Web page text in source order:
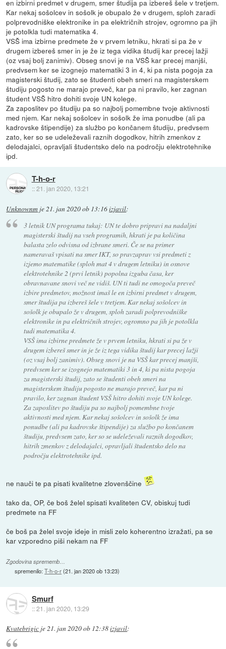
en izbirni predmet v drugem, smer študija pa izbereš šele v tretjem.
Kar nekaj sošolcev in sošolk je obupalo že v drugem, sploh zaradi
polprevodniške elektronike in pa električnih strojev, ogromno pa jih
je potolkla tudi matematika 4.
VSŠ ima izbirne predmete že v prvem letniku, hkrati si pa že v
drugem izbereš smer in je že iz tega vidika študij kar precej lažji
(oz vsaj bolj zanimiv). Obseg snovi je na VSŠ kar precej manjši,
predvsem ker se izognejo matematiki 3 in 4, ki pa nista pogoja za
magisterski študij, zato se študenti obeh smeri na magisterskem
študiju pogosto ne marajo preveč, kar pa ni pravilo, ker zagnan
študent VSŠ hitro dohiti svoje UN kolege.
Za zaposlitev po študiju pa so najbolj pomembne tvoje aktivnosti
med njem. Kar nekaj sošolcev in sošolk že ima ponudbe (ali pa
kadrovske štipendije) za službo po končanem študiju, predvsem
zato, ker so se udeleževali raznih dogodkov, hitrih zmenkov z
delodajalci, opravljali študentsko delo na področju elektrotehnike
ipd.
T-h-o-r
::21. jan 2020, 13:21
Unknownm je21. jan 2020 ob 13:16izjavil:
3 letnik UN programa tukaj: UN te dobro pripravi na nadaljni
magisterski študij na vseh programih, hkrati je pa količina
balasta zelo odvisna od izbrane smeri. Če se na primer
nameravaš vpisati na smer IKT, so pravzaprav vsi predmeti z
izjemo matematike (sploh mat 4 v drugem letniku) in osnove
elektrotehnike 2 (prvi letnik) popolna izguba časa, ker
obravnavane snovi več ne vidiš. UN ti tudi ne omogoča preveč
izbire predmetov, možnost imaš le en izbirni predmet v drugem,
smer študija pa izbereš šele v tretjem. Kar nekaj sošolcev in
sošolk je obupalo že v drugem, sploh zaradi polprevodniške
elektronike in pa električnih strojev, ogromno pa jih je potolkla
tudi matematika 4.
VSŠ ima izbirne predmete že v prvem letniku, hkrati si pa že v
drugem izbereš smer in je že iz tega vidika študij kar precej lažji
(oz vsaj bolj zanimiv). Obseg snovi je na VSŠ kar precej manjši,
predvsem ker se izognejo matematiki 3 in 4, ki pa nista pogoja
za magisterski študij, zato se študenti obeh smeri na
magisterskem študiju pogosto ne marajo preveč, kar pa ni
pravilo, ker zagnan študent VSŠ hitro dohiti svoje UN kolege.
Za zaposlitev po študiju pa so najbolj pomembne tvoje
aktivnosti med njem. Kar nekaj sošolcev in sošolk že ima
ponudbe (ali pa kadrovske štipendije) za službo po končanem
študiju, predvsem zato, ker so se udeleževali raznih dogodkov,
hitrih zmenkov z delodajalci, opravljali študentsko delo na
področju elektrotehnike ipd.
ne nauči te pa pisati kvalitetne zlovenščine
tako da, OP, če boš želel spisati kvaliteten CV, obiskuj tudi
predmete na FF
če boš pa želel svoje ideje in misli zelo koherentno izražati, pa se
kar vzporedno piši nekam na FF
Zgodovina sprememb…
spremenilo:T-h-o-r(21. jan 2020 ob 13:23)
Smurf
::21. jan 2020, 13:29
Kvatebrigic je21. jan 2020 ob 12:38izjavil: